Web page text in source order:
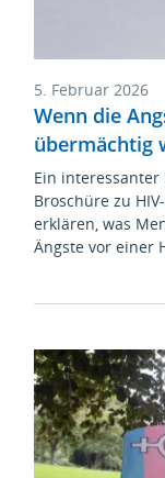
5. Februar 2026
Wenn die
übermächtig
Ein interessanter
Broschüre zu
erklären, was
Ängste vor einer